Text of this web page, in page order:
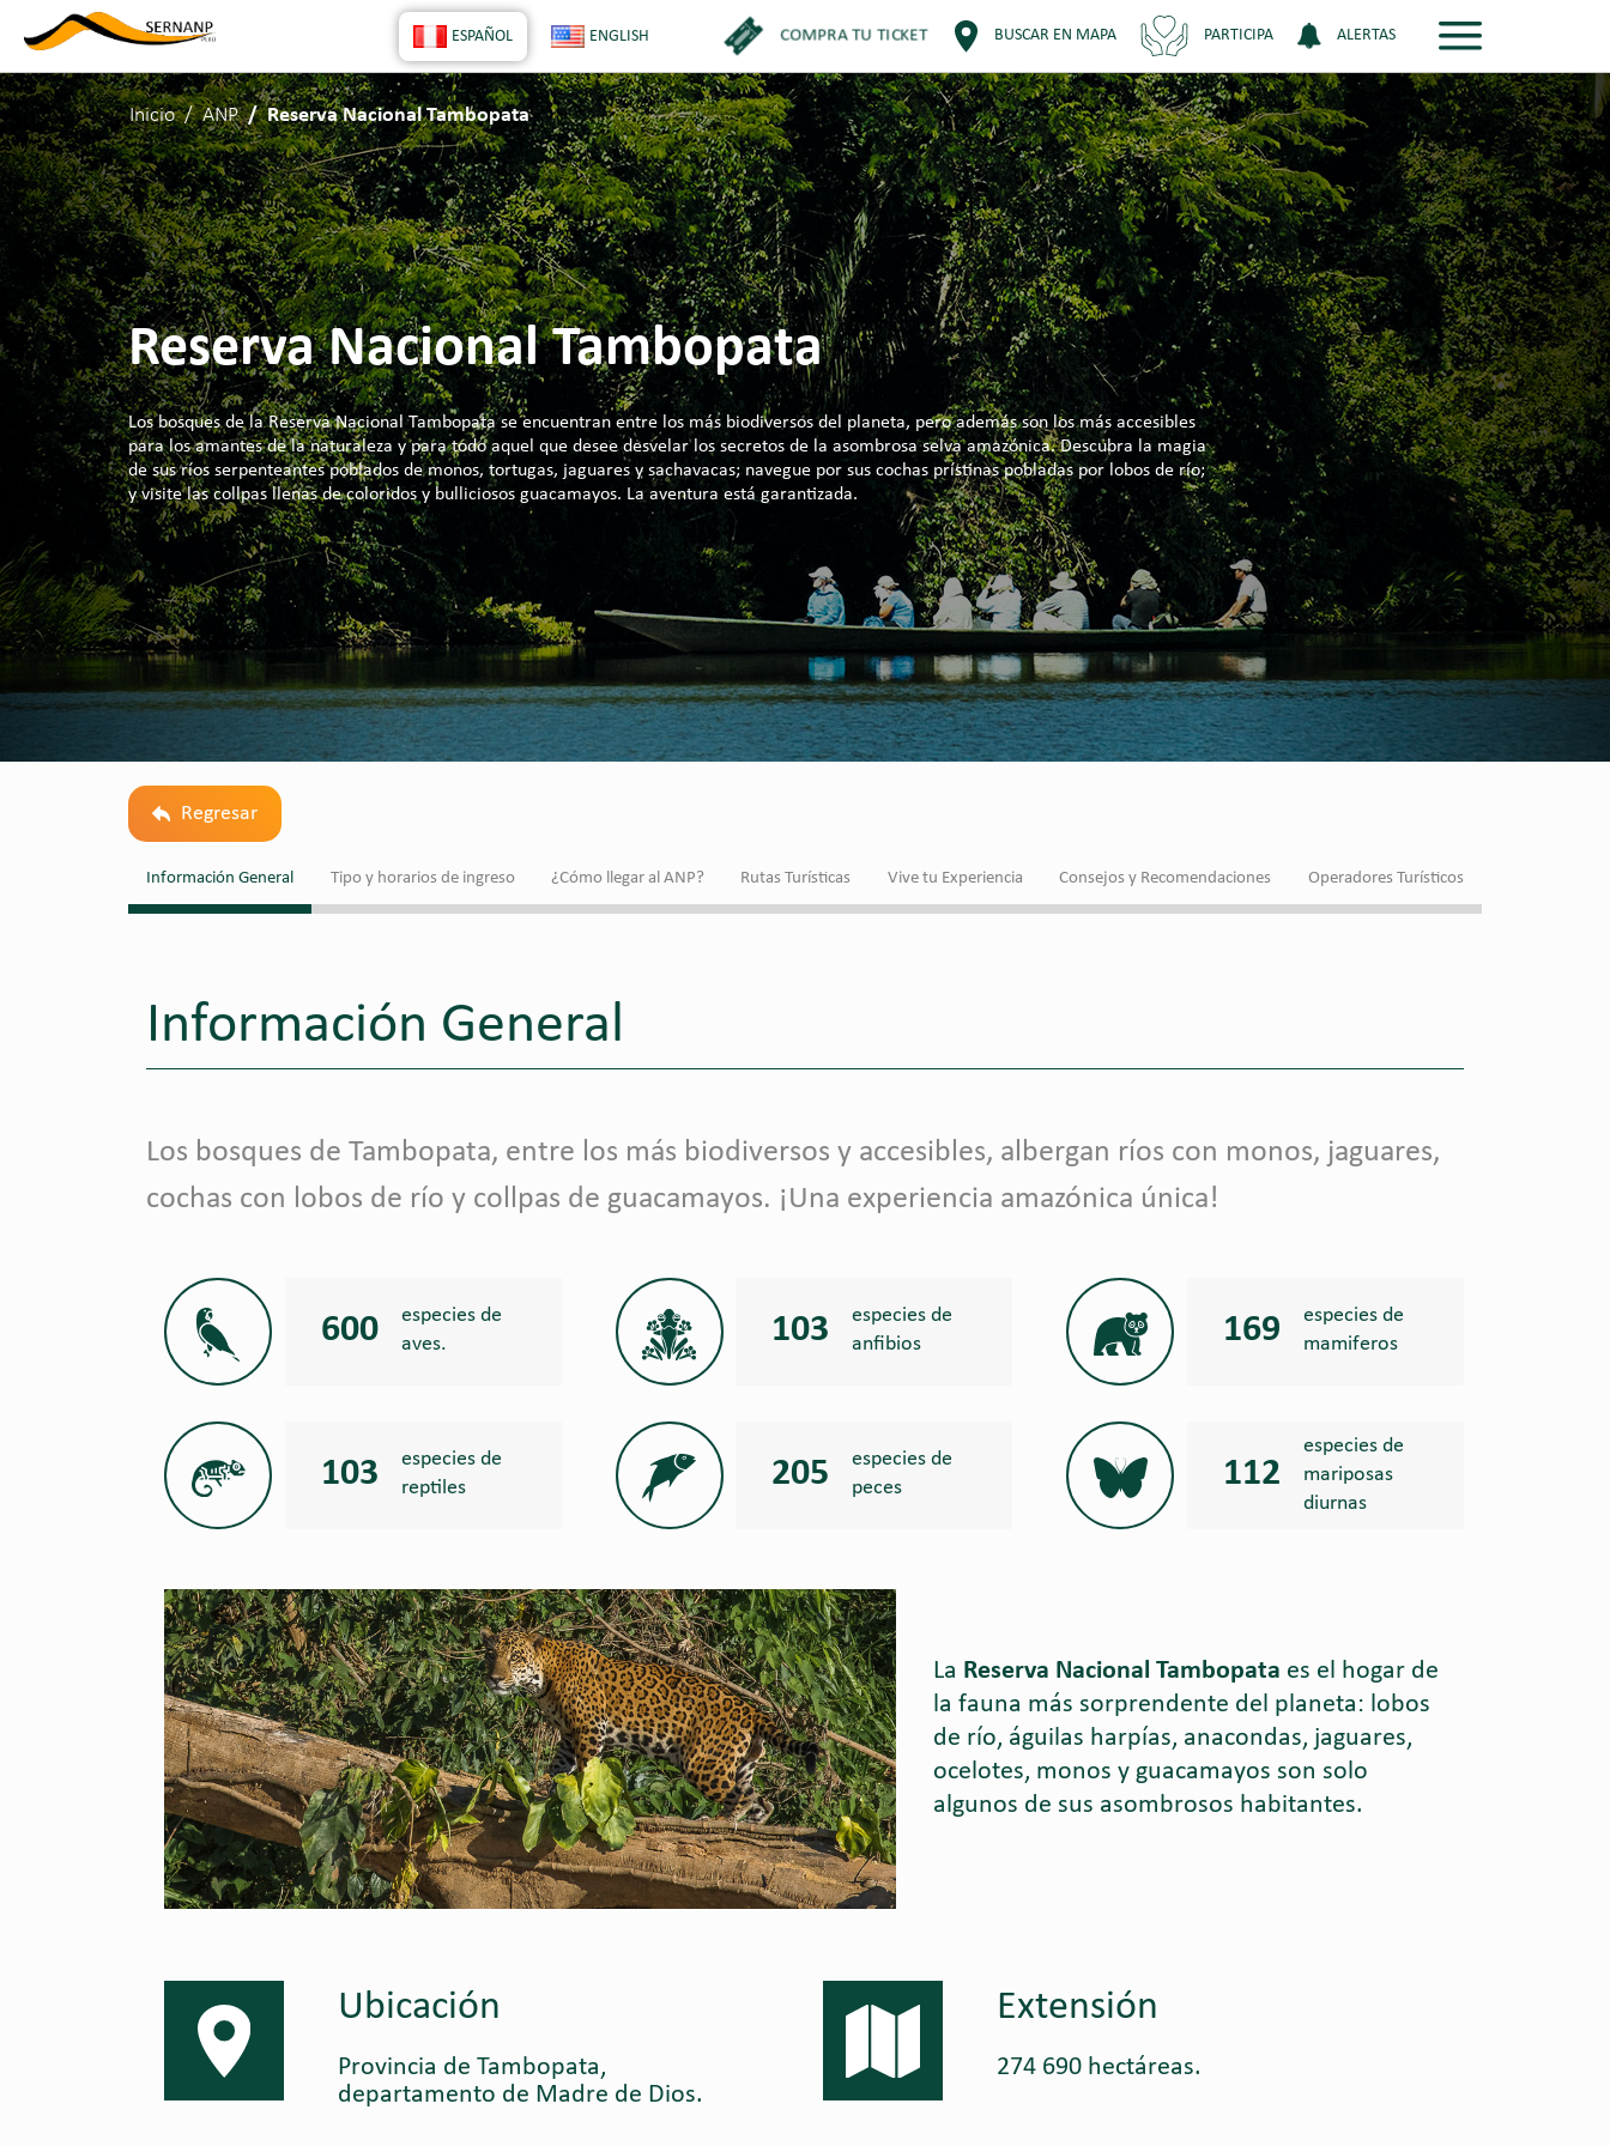
ESPAÑOL ENGLISH COMPRA TU TICKET BUSCAR EN MAPA PARTICIPA ALERTAS
Inicio ANP Reserva Nacional Tambopata
Reserva Nacional Tambopata
Los bosques de la Reserva Nacional Tambopata se encuentran entre los más biodiversos del planeta, pero además son los más accesibles
para los amantes de la naturaleza y para todo aquel que desee desvelar los secretos de la asombrosa selva amazónica. Descubra la magia
de sus ríos serpenteantes poblados de monos, tortugas, jaguares y sachavacas; navegue por sus cochas prístinas pobladas por lobos de río;
y visite las collpas llenas de coloridos y bulliciosos guacamayos. La aventura está garantizada.
Regresar
Información General Tipo y horarios de ingreso ¿Cómo llegar al ANP? Rutas Turísticas Vive tu Experiencia Consejos y Recomendaciones Operadores Turísticos
Información General
Los bosques de Tambopata, entre los más biodiversos y accesibles, albergan ríos con monos, jaguares,
cochas con lobos de río y collpas de guacamayos. ¡Una experiencia amazónica única!
600
especies de
aves.
103
especies de
anfibios
169
especies de
mamiferos
103
especies de
reptiles
205
especies de
peces
112
especies de
mariposas
diurnas
La Reserva Nacional Tambopata es el hogar de
la fauna más sorprendente del planeta: lobos
de río, águilas harpías, anacondas, jaguares,
ocelotes, monos y guacamayos son solo
algunos de sus asombrosos habitantes.
Ubicación
Provincia de Tambopata,
departamento de Madre de Dios.
Extensión
274 690 hectáreas.